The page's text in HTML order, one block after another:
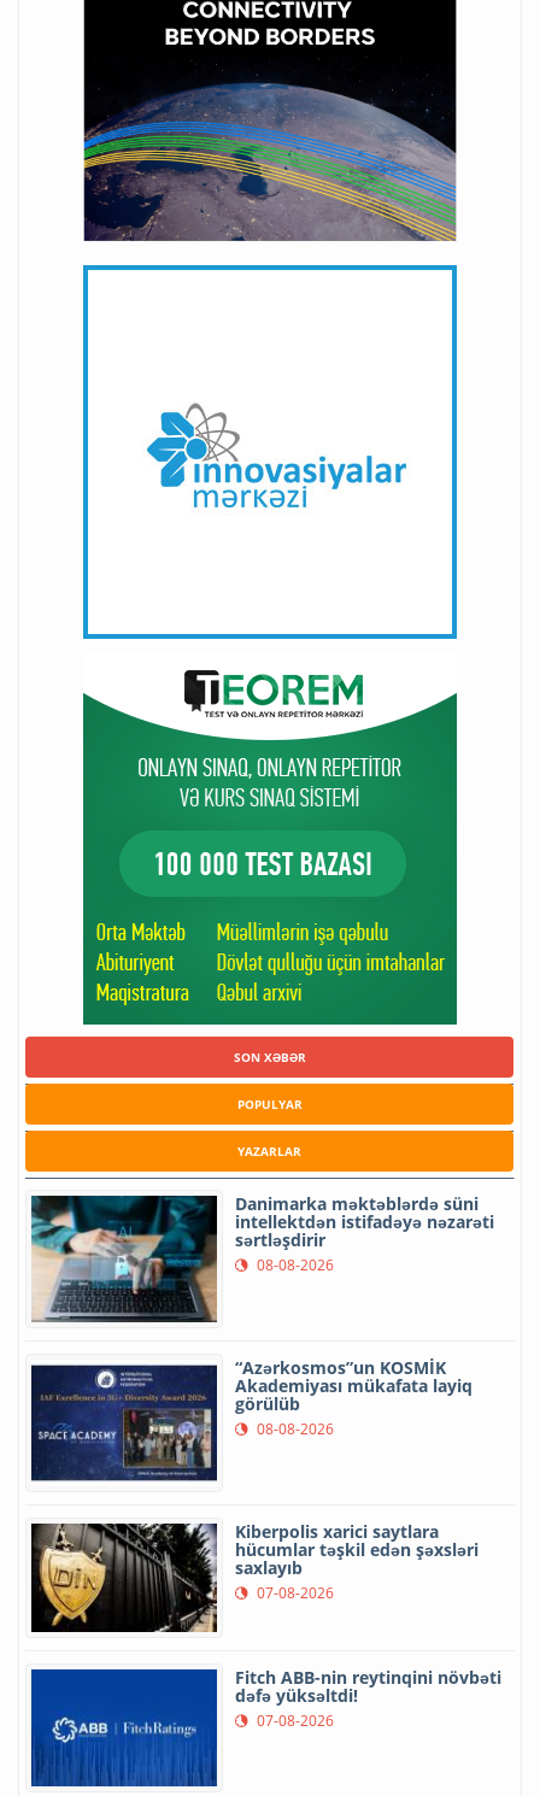
SON XƏBƏR
POPULYAR
YAZARLAR
Danimarka məktəblərdə süni
intellektdən istifadəyə nəzarəti
sərtləşdirir
08-08-2026
“Azərkosmos”un KOSMİK
Akademiyası mükafata layiq
görülüb
08-08-2026
Kiberpolis xarici saytlara
hücumlar təşkil edən şəxsləri
saxlayıb
07-08-2026
Fitch ABB-nin reytinqini növbəti
dəfə yüksəltdi!
07-08-2026